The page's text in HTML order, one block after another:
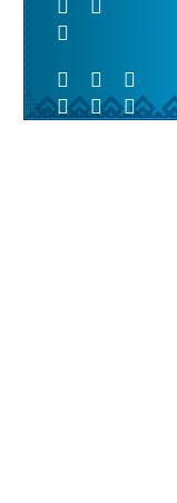
  